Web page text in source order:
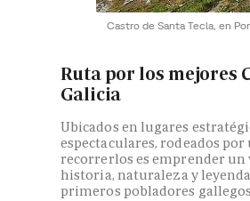
Castro de Santa Tecla, en
Ruta por los mejores
Galicia
Ubicados en lugares
espectaculares, rodeados
recorrerlos es emprender un
historia, naturaleza y
primeros pobladores gallegos